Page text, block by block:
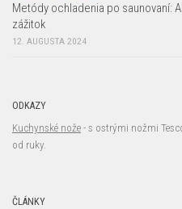
Metódy ochladenia po saunovaní:
zážitok
12. AUGUSTA 2024
ODKAZY
Kuchynské nože - s ostrými nožmi
od ruky.
ČLÁNKY